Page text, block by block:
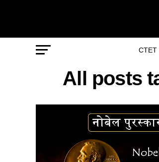
CTET
All posts